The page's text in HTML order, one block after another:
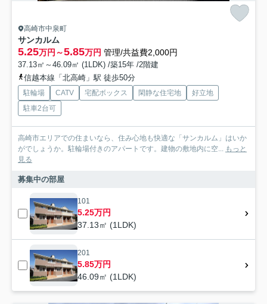
高崎市中泉町
サンカルム
5.25万円～5.85万円 管理/共益費2,000円
37.13㎡～46.09㎡ (1LDK) /築15年 /2階建
信越本線「北高崎」駅 徒歩50分
駐輪場 CATV 宅配ボックス 閑静な住宅地
好立地
駐車2台可
高崎市エリアでの住まいなら、住み心地も快適な「サンカルム」はいか
がでしょうか。駐輪場付きのアパートです。建物の敷地内に空... もっと
見る
募集中の部屋
101
5.25万円
37.13㎡ (1LDK)
201
5.85万円
46.09㎡ (1LDK)